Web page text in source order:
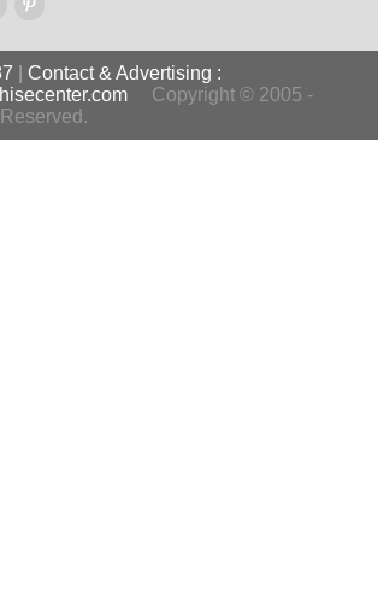
Contact & Advertising :
Copyright © 2005 -